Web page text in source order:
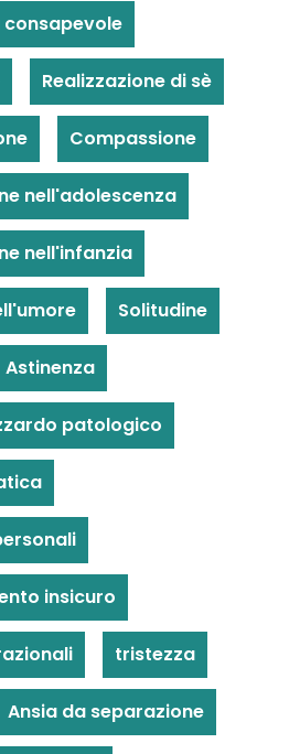
consapevole
Realizzazione di sè
Compassione
nell'adolescenza
nell'infanzia
Solitudine
Astinenza
patologico
insicuro
tristezza
Ansia da separazione